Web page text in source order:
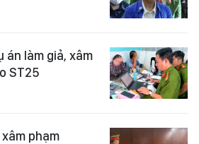
án làm giả, xâm
ST25
phạm